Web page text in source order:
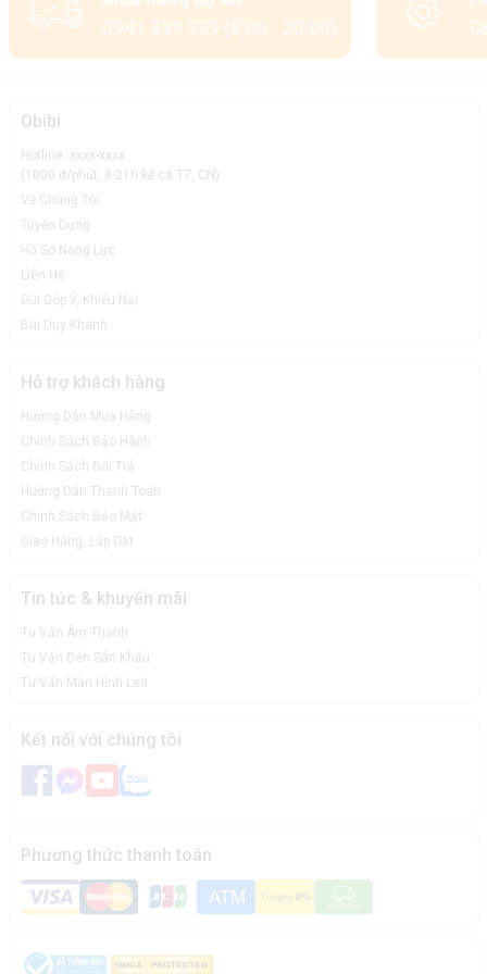
0941 339 339 (8:00 - 20:00)
Obibi
Hotline: xxxx-xxxx
(1000 đ/phút, 8-21h kể cả T7, CN)
Về Chúng Tôi
Tuyển Dụng
Hồ Sơ Năng Lực
Liên Hệ
Gửi Góp Ý, Khiếu Nại
Bùi Duy Khánh
Hỗ trợ khách hàng
Hướng Dẫn Mua Hàng
Chính Sách Bảo Hành
Chính Sách Đổi Trả
Hướng Dẫn Thanh Toán
Chính Sách Bảo Mật
Giao Hàng, Lắp Đặt
Tin tức & khuyến mãi
Tư Vấn Âm Thanh
Tư Vấn Đèn Sân Khấu
Tư Vấn Màn Hình Led
Kết nối với chúng tôi
Phương thức thanh toán